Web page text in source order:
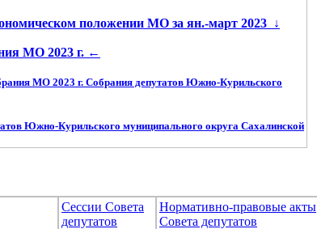
положении МО за ян.-март 2023 ↓
МО 2023 г. ←
МО 2023 г. Собрания депутатов Южно-Курильского
Южно-Курильского муниципального округа Сахалинской
Сессии Совета
депутатов
Нормативно-правовые акты
Совета депутатов